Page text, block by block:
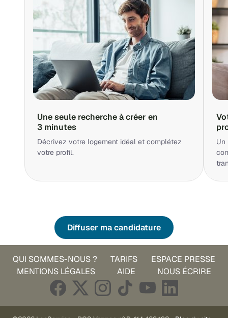
Une seule recherche à créer en
3 minutes
Décrivez votre logement idéal et complétez
votre profil.
Un
Diffuser ma candidature
QUI SOMMES-NOUS ? TARIFS
ESPACE PRESSE
MENTIONS LÉGALES
AIDE NOUS ÉCRIRE